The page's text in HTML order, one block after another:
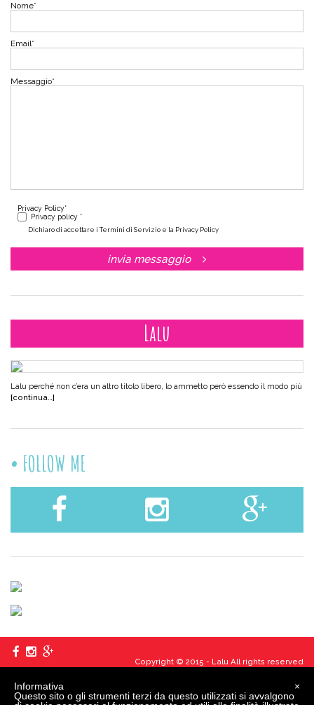
Nome*
Email*
Messaggio*
Privacy Policy*
Privacy policy *
Dichiaro di accettare i Termini di Servizio e la Privacy Policy
invia messaggio
Lalu
Lalu perché non c’era un altro titolo libero, lo ammetto però essendo il modo più
[continua…]
FOLLOW ME
Copyright © 2015 - Lalu All rights reserved
edita
×
Informativa
Questo sito o gli strumenti terzi da questo utilizzati si avvalgono